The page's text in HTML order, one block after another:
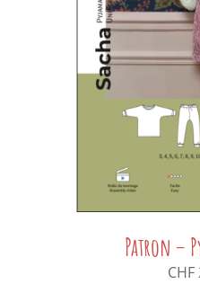
Patron –
CHF